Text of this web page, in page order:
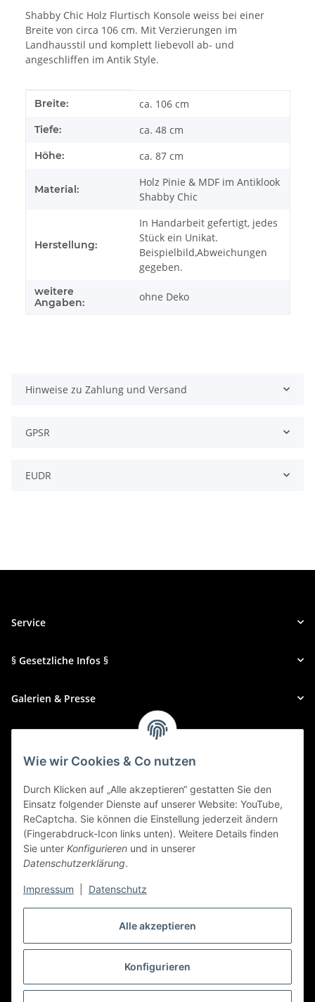
Alle akzeptieren
Konfigurieren
Wie wir Cookies & Co nutzen
Durch Klicken auf „Alle akzeptieren“ gestatten Sie den
Einsatz folgender Dienste auf unserer Website: YouTube,
ReCaptcha. Sie können die Einstellung jederzeit ändern
(Fingerabdruck-Icon links unten). Weitere Details finden
Sie unter Konfigurieren und in unserer
Datenschutzerklärung.
Impressum Datenschutz
Shabby Chic Holz Flurtisch Konsole weiss bei einer
Breite von circa 106 cm. Mit Verzierungen im
Landhausstil und komplett liebevoll ab- und
angeschliffen im Antik Style.
Produkteigenschaft
Wert
Breite: ca. 106 cm
Tiefe: ca. 48 cm
Höhe: ca. 87 cm
Material:
Holz Pinie & MDF im Antiklook
Shabby Chic
Herstellung:
In Handarbeit gefertigt, jedes
Stück ein Unikat.
Beispielbild,Abweichungen
gegeben.
weitere
Angaben:
ohne Deko
Hinweise zu Zahlung und Versand
GPSR
EUDR
Service
§ Gesetzliche Infos §
Galerien & Presse
Zahlungsmethoden
* Alle Preise inkl. gesetzlicher USt., zzgl.Versand